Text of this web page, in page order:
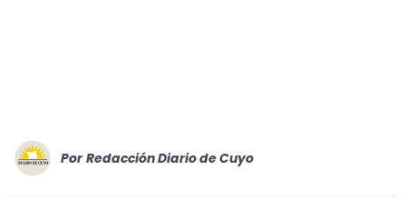
Por Redacción Diario de Cuyo